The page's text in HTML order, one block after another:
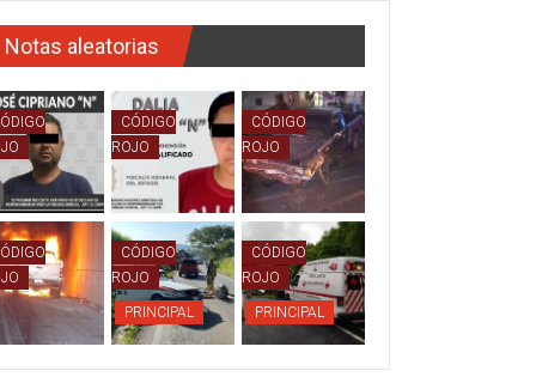
Notas aleatorias
CÓDIGO
ROJO
CÓDIGO
ROJO
CÓDIGO
ROJO
PRINCIPAL
CÓDIGO
ROJO
PRINCIPAL